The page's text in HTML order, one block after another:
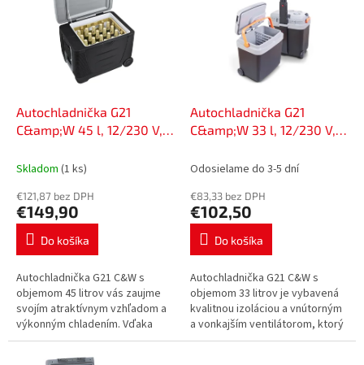
Autochladnička G21
C&amp;W 45 l, 12/230 V,
Skladom (1 ks)
€121,87 bez DPH
€149,90
Do košíka
Autochladnička G21 C&W s
objemom 45 litrov vás zaujme
svojím atraktívnym vzhľadom a
výkonným chladením. Vďaka
prídavnému ventilátoru a
kvalitnej izolácii ochladí vaše...
Autochladnička G21
C&amp;W 33 l, 12/230 V,
Odosielame do 3-5 dní
€83,33 bez DPH
€102,50
Do košíka
Autochladnička G21 C&W s
objemom 33 litrov je vybavená
kvalitnou izoláciou a vnútorným
a vonkajším ventilátorom, ktorý
ochladí vaše potraviny až o 12-